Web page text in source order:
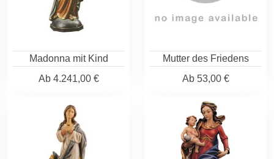
Madonna mit Kind
Ab4.241,00 €
Mutter des Friedens
Ab53,00 €